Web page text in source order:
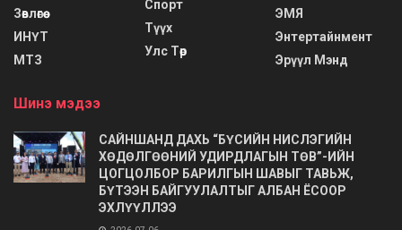
Зөвлөгөө
ИНҮТ
МТЗ
Спорт
Түүх
Улс Төр
ЭМЯ
Энтертайнмент
Эрүүл Мэнд
Шинэ мэдээ
САЙНШАНД ДАХЬ “БҮСИЙН НИСЛЭГИЙН
ХӨДӨЛГӨӨНИЙ УДИРДЛАГЫН ТӨВ”-ИЙН
ЦОГЦОЛБОР БАРИЛГЫН ШАВЫГ ТАВЬЖ,
БҮТЭЭН БАЙГУУЛАЛТЫГ АЛБАН ЁСООР
ЭХЛҮҮЛЛЭЭ